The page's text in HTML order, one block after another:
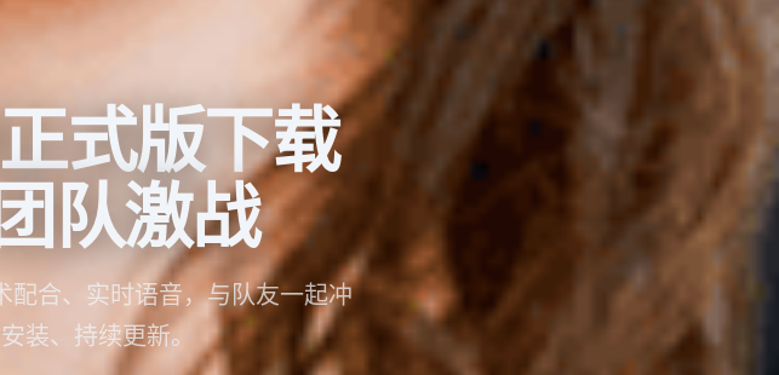
式版下载
队激战
配合、实时语音，与队友一起冲
装、持续更新。